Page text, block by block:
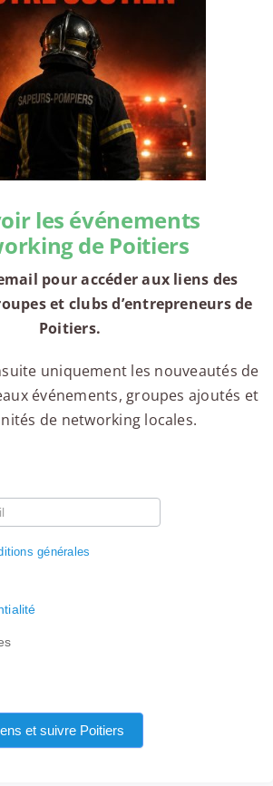
les événements
de Poitiers
pour accéder aux liens des
et clubs d’entrepreneurs de
Poitiers.
uniquement les nouveautés de
événements, groupes ajoutés et
de networking locales.
générales
et suivre Poitiers